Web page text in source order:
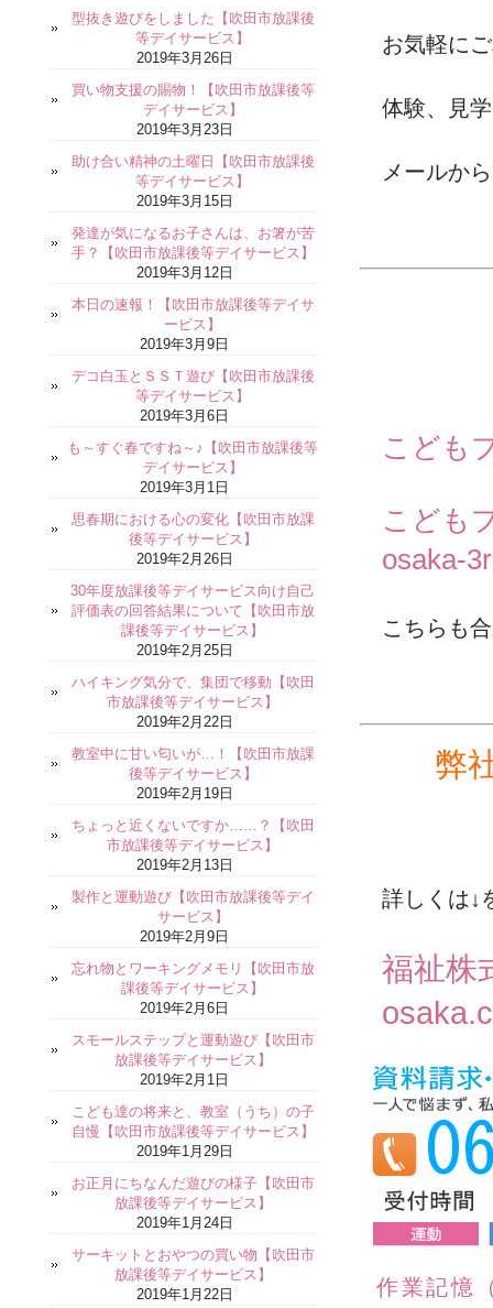
お気軽に
体験、見
メールか
こども
こども
osaka-
こちらも
弊
詳しくは↓
福祉株
作業記憶
型抜き遊びをしました【吹田市放課後
等デイサービス】
2019年3月26日
買い物支援の賜物！【吹田市放課後等
デイサービス】
2019年3月23日
助け合い精神の土曜日【吹田市放課後
等デイサービス】
2019年3月15日
発達が気になるお子さんは、お箸が苦
手？【吹田市放課後等デイサービス】
2019年3月12日
本日の速報！【吹田市放課後等デイサ
ービス】
2019年3月9日
デコ白玉とＳＳＴ遊び【吹田市放課後
等デイサービス】
2019年3月6日
も～すぐ春ですね～♪【吹田市放課後等
デイサービス】
2019年3月1日
思春期における心の変化【吹田市放課
後等デイサービス】
2019年2月26日
30年度放課後等デイサービス向け自己
評価表の回答結果について【吹田市放
課後等デイサービス】
2019年2月25日
ハイキング気分で、集団で移動【吹田
市放課後等デイサービス】
2019年2月22日
教室中に甘い匂いが…！【吹田市放課
後等デイサービス】
2019年2月19日
ちょっと近くないですか……？【吹田
市放課後等デイサービス】
2019年2月13日
製作と運動遊び【吹田市放課後等デイ
サービス】
2019年2月9日
忘れ物とワーキングメモリ【吹田市放
課後等デイサービス】
2019年2月6日
スモールステップと運動遊び【吹田市
放課後等デイサービス】
2019年2月1日
こども達の将来と、教室（うち）の子
自慢【吹田市放課後等デイサービス】
2019年1月29日
お正月にちなんだ遊びの様子【吹田市
放課後等デイサービス】
2019年1月24日
サーキットとおやつの買い物【吹田市
放課後等デイサービス】
2019年1月22日